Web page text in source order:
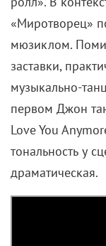
первом Джон
Love You
тональность у
драматическая.